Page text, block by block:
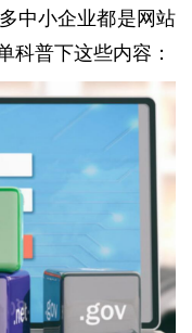
中小企业都是网站
科普下这些内容：